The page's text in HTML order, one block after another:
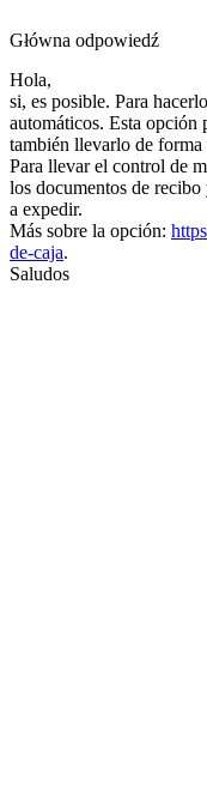
Główna odpowiedź
Hola,
si, es posible. Para
automáticos. Esta
también llevarlo de forma
Para llevar el control de
los documentos de
a expedir.
Más sobre la opción:
de-caja.
Saludos